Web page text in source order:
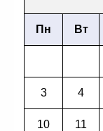
Пн Вт
3 4
10 11